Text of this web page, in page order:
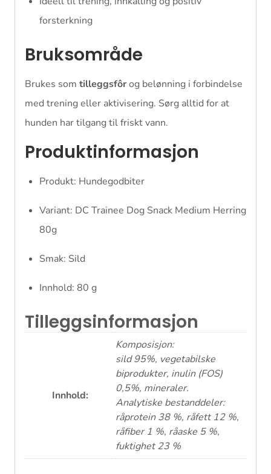
forsterkning
Bruksområde
Brukes som tilleggsfôrog belønning i forbindelse
med trening eller aktivisering. Sørg alltid for at
hunden har tilgang til friskt vann.
Produktinformasjon
Produkt: Hundegodbiter
Variant: DC Trainee Dog Snack Medium Herring
80g
Smak: Sild
Innhold: 80 g
Tilleggsinformasjon
Innhold:
Komposisjon:
sild 95%, vegetabilske
biprodukter, inulin (FOS)
0,5%, mineraler.
Analytiske bestanddeler:
råprotein 38 %, råfett 12 %,
råfiber 1 %, råaske 5 %,
fuktighet 23 %